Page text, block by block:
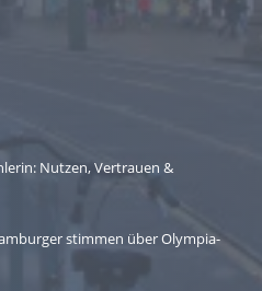
Nutzen, Vertrauen &
stimmen über Olympia-